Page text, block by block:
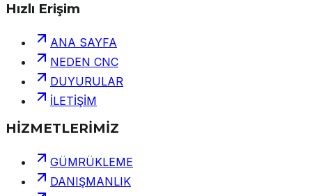
Hızlı Erişim
ANA SAYFA
NEDEN CNC
DUYURULAR
İLETİŞİM
HİZMETLERİMİZ
GÜMRÜKLEME
DANIŞMANLIK